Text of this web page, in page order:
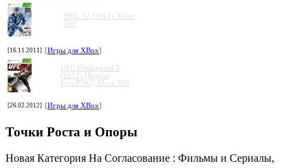
NHL 12 (2011) Xbox
360
[16.11.2011] [Игры для XBox]
UFC Undisputed 3
(2012) [Region
Free/ENG] Xbox 360
[26.02.2012] [Игры для XBox]
Точки Роста и Опоры
Новая Категория На Согласование : Фильмы и Сериалы,